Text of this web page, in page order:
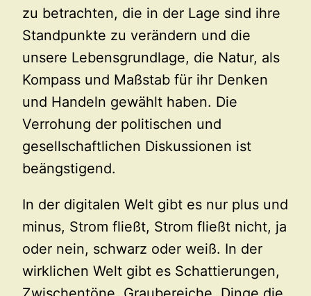
zu betrachten, die in der Lage sind ihre
Standpunkte zu verändern und die
unsere Lebensgrundlage, die Natur, als
Kompass und Maßstab für ihr Denken
und Handeln gewählt haben. Die
Verrohung der politischen und
gesellschaftlichen Diskussionen ist
beängstigend.
In der digitalen Welt gibt es nur plus und
minus, Strom fließt, Strom fließt nicht, ja
oder nein, schwarz oder weiß. In der
wirklichen Welt gibt es Schattierungen,